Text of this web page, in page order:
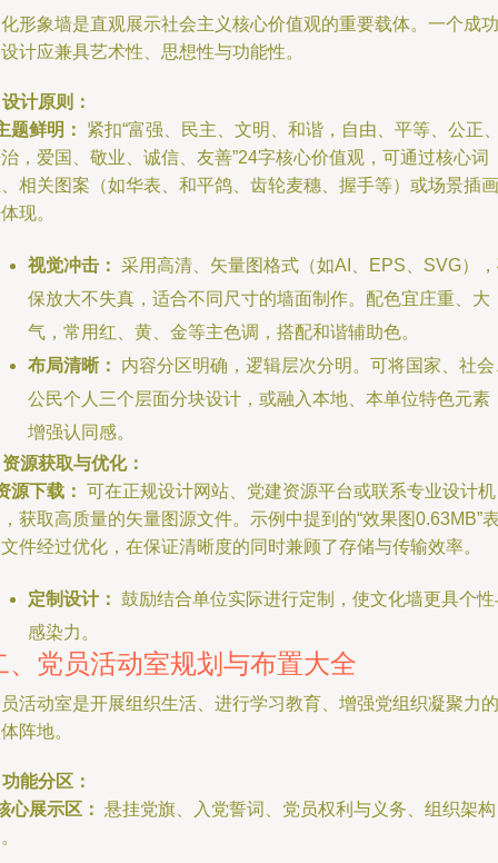
形象墙是直观展示社会主义核心价值观的重要载体。一个成功
计应兼具艺术性、思想性与功能性。
计原则：
题鲜明：
紧扣“富强、民主、文明、和谐，自由、平等、公正
，爱国、敬业、诚信、友善”24字核心价值观，可通过核心词
相关图案（如华表、和平鸽、齿轮麦穗、握手等）或场景插画
现。
视觉冲击： 采用高清、矢量图格式（如AI、EPS、SVG）
保放大不失真，适合不同尺寸的墙面制作。配色宜庄重、大
气，常用红、黄、金等主色调，搭配和谐辅助色。
布局清晰：
内容分区明确，逻辑层次分明。可将国家、社会
公民个人三个层面分块设计，或融入本地、本单位特色元素
增强认同感。
源获取与优化：
源下载： 可在正规设计网站、党建资源平台或联系专业设计机
获取高质量的矢量图源文件。示例中提到的“效果图0.63MB”
件经过优化，在保证清晰度的同时兼顾了存储与传输效率。
定制设计： 鼓励结合单位实际进行定制，使文化墙更具个性
感染力。
、党员活动室规划与布置大全
活动室是开展组织生活、进行学习教育、增强党组织凝聚力的
阵地。
能分区：
心展示区： 悬挂党旗、入党誓词、党员权利与义务、组织架构